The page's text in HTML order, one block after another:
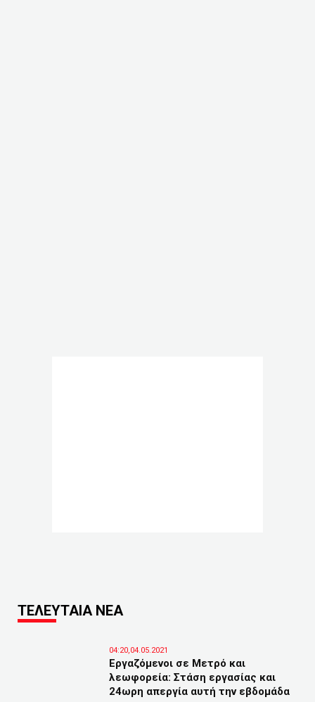
ΤΕΛΕΥΤΑΙΑ ΝΕΑ
04:20,04.05.2021
Εργαζόμενοι σε Μετρό και
λεωφορεία: Στάση εργασίας και
24ωρη απεργία αυτή την εβδομάδα